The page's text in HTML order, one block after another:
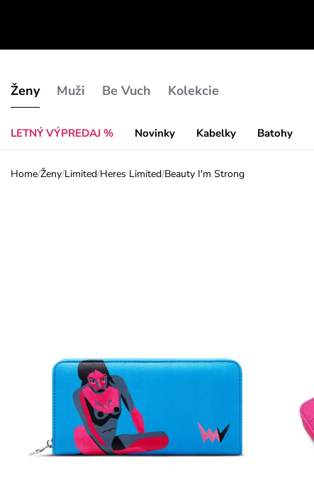
Ženy
LETNÝ VÝPREDAJ % Novinky Kabelky Batohy
Muži Be Vuch Kolekcie
Home/Ženy/Limited/Heres Limited/Beauty I'm Strong